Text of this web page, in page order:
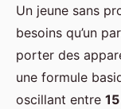
Un jeune sans
besoins qu’un
porter des
une formule
oscillant entre